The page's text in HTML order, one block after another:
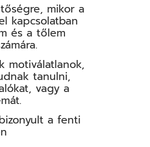
mikor a
kapcsolatban
és a tőlem
motiválatlanok,
tanulni,
vagy a
a fenti